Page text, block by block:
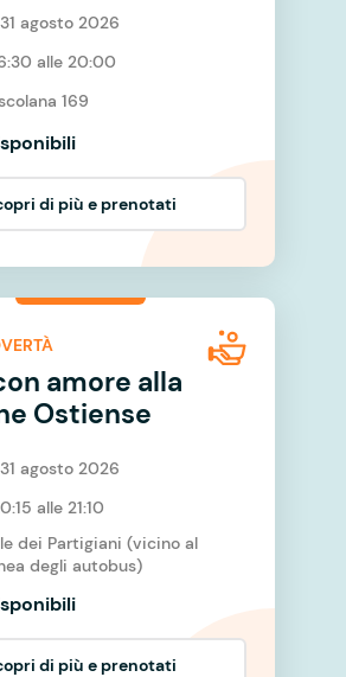
agosto 2026
alle 20:00
169
di più e prenotati
amore alla
Ostiense
agosto 2026
alle 21:10
dei Partigiani (vicino al
degli autobus)
di più e prenotati